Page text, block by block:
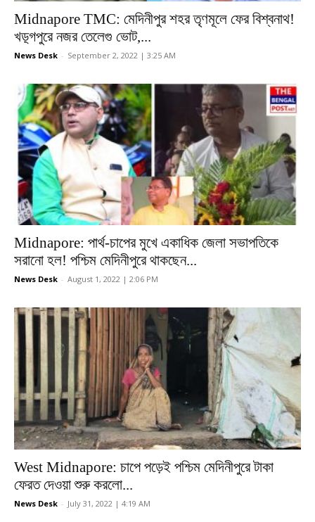
Midnapore TMC: মেদিনীপুর শহর তৃণমূলে ফের বিশ্বনাথ!
খড়্গপুরে নজর তেলেগু ভোট,...
News Desk - September 2, 2022 | 3:25 AM
Midnapore: পার্থ-চাপের মুখে একাধিক জেলা সভাপতিকে
সরানো হল! পশ্চিম মেদিনীপুরে থাকছেন...
News Desk - August 1, 2022 | 2:06 PM
West Midnapore: চাপে পড়েই পশ্চিম মেদিনীপুরে টাকা
ফেরত দেওয়া শুরু করলো...
News Desk - July 31, 2022 | 4:19 AM